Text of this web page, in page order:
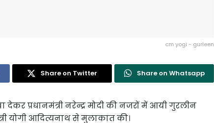
cm yogi - gurleen
Share on Twitter Share on Whatsapp
देकर प्रधानमंत्री नरेन्द्र मोदी की नजरों में आयी गुरलीन
योगी आदित्यनाथ से मुलाकात की।